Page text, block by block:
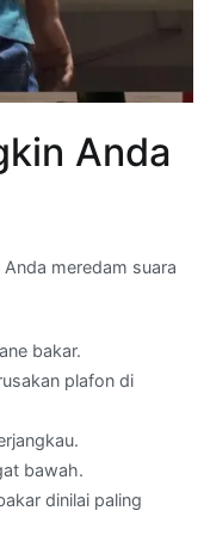
Anda
meredam suara
bakar.
plafon di
bawah.
dinilai paling